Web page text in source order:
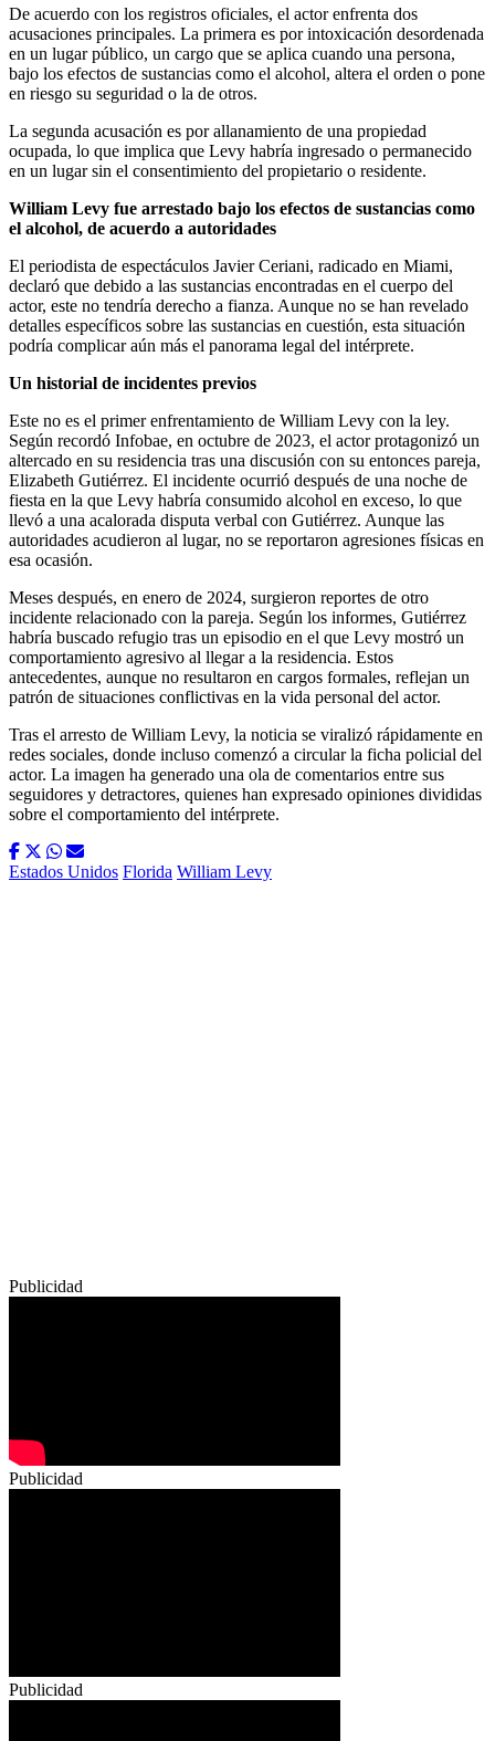
De acuerdo con los registros oficiales, el actor enfrenta dos
acusaciones principales. La primera es por intoxicación desordenada
en un lugar público, un cargo que se aplica cuando una persona,
bajo los efectos de sustancias como el alcohol, altera el orden o pone
en riesgo su seguridad o la de otros.
La segunda acusación es por allanamiento de una propiedad
ocupada, lo que implica que Levy habría ingresado o permanecido
en un lugar sin el consentimiento del propietario o residente.
William Levy fue arrestado bajo los efectos de sustancias como
el alcohol, de acuerdo a autoridades
El periodista de espectáculos Javier Ceriani, radicado en Miami,
declaró que debido a las sustancias encontradas en el cuerpo del
actor, este no tendría derecho a fianza. Aunque no se han revelado
detalles específicos sobre las sustancias en cuestión, esta situación
podría complicar aún más el panorama legal del intérprete.
Un historial de incidentes previos
Este no es el primer enfrentamiento de William Levy con la ley.
Según recordó Infobae, en octubre de 2023, el actor protagonizó un
altercado en su residencia tras una discusión con su entonces pareja,
Elizabeth Gutiérrez. El incidente ocurrió después de una noche de
fiesta en la que Levy habría consumido alcohol en exceso, lo que
llevó a una acalorada disputa verbal con Gutiérrez. Aunque las
autoridades acudieron al lugar, no se reportaron agresiones físicas en
esa ocasión.
Meses después, en enero de 2024, surgieron reportes de otro
incidente relacionado con la pareja. Según los informes, Gutiérrez
habría buscado refugio tras un episodio en el que Levy mostró un
comportamiento agresivo al llegar a la residencia. Estos
antecedentes, aunque no resultaron en cargos formales, reflejan un
patrón de situaciones conflictivas en la vida personal del actor.
Tras el arresto de William Levy, la noticia se viralizó rápidamente en
redes sociales, donde incluso comenzó a circular la ficha policial del
actor. La imagen ha generado una ola de comentarios entre sus
seguidores y detractores, quienes han expresado opiniones divididas
sobre el comportamiento del intérprete.
Estados Unidos Florida William Levy
Publicidad
Publicidad
Publicidad